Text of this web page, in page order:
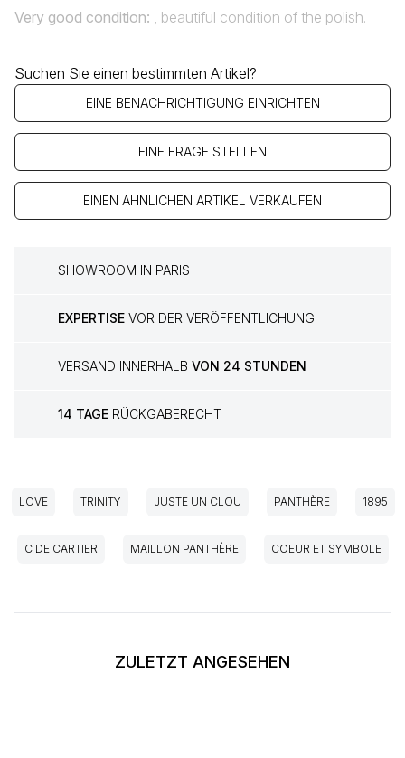
Very good condition: , beautiful condition of the polish.
Suchen Sie einen bestimmten Artikel?
EINE BENACHRICHTIGUNG EINRICHTEN
EINE FRAGE STELLEN
EINEN ÄHNLICHEN ARTIKEL VERKAUFEN
SHOWROOM IN PARIS
EXPERTISE VOR DER VERÖFFENTLICHUNG
VERSAND INNERHALB VON 24 STUNDEN
14 TAGE RÜCKGABERECHT
LOVE TRINITY JUSTE UN CLOU PANTHÈRE 1895
C DE CARTIER MAILLON PANTHÈRE COEUR ET SYMBOLE
ZULETZT ANGESEHEN